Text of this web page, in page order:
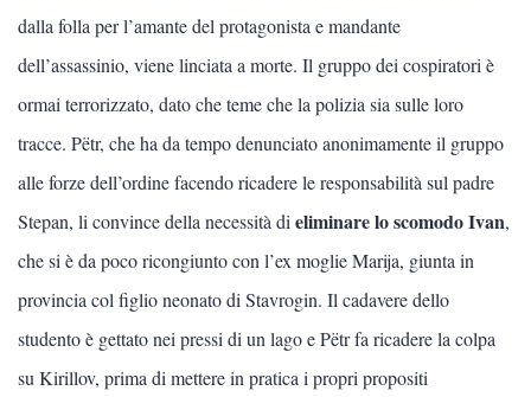
dalla folla per l’amante del protagonista e mandante
dell’assassinio, viene linciata a morte. Il gruppo dei cospiratori è
ormai terrorizzato, dato che teme che la polizia sia sulle loro
tracce. Pëtr, che ha da tempo denunciato anonimamente il gruppo
alle forze dell’ordine facendo ricadere le responsabilità sul padre
Stepan, li convince della necessità di eliminare lo scomodo Ivan,
che si è da poco ricongiunto con l’ex moglie Marija, giunta in
provincia col figlio neonato di Stavrogin. Il cadavere dello
studento è gettato nei pressi di un lago e Pëtr fa ricadere la colpa
su Kirillov, prima di mettere in pratica i propri propositi